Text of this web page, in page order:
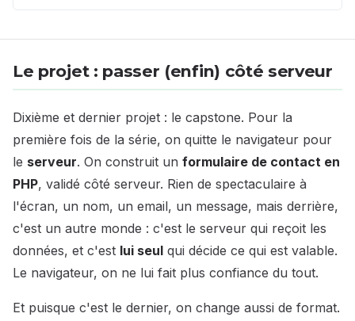
Le projet : passer (enfin) côté serveur
Dixième et dernier projet : le capstone. Pour la
première fois de la série, on quitte le navigateur pour
le serveur. On construit un formulaire de contact en
PHP, validé côté serveur. Rien de spectaculaire à
l'écran, un nom, un email, un message, mais derrière,
c'est un autre monde : c'est le serveur qui reçoit les
données, et c'est lui seul qui décide ce qui est valable.
Le navigateur, on ne lui fait plus confiance du tout.
Et puisque c'est le dernier, on change aussi de format.